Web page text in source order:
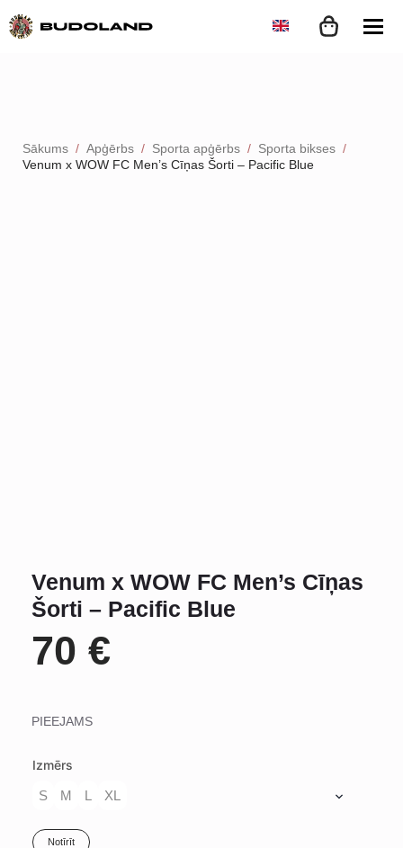
Sākums Apģērbs Sporta apģērbs
Sporta bikses
Venum x WOW FC Men’s Cīņas Šorti – Pacific Blue
Venum x WOW FC Men’s Cīņas
Šorti – Pacific Blue
70 €
PIEEJAMS
Izmērs
S
M L XL
Notīrīt